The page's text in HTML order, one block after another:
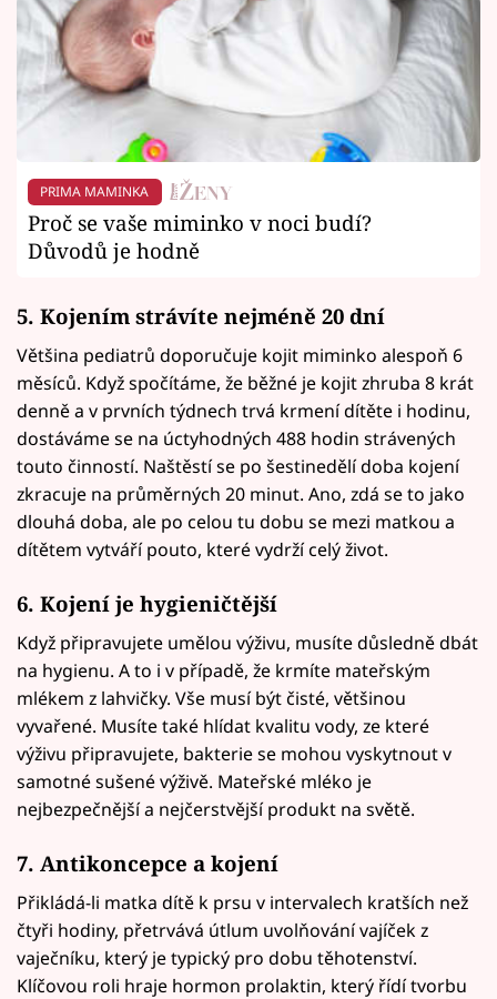
PRIMA MAMINKA
Proč se vaše miminko v noci budí?
Důvodů je hodně
5. Kojením strávíte nejméně 20 dní
Většina pediatrů doporučuje kojit miminko alespoň 6
měsíců. Když spočítáme, že běžné je kojit zhruba 8 krát
denně a v prvních týdnech trvá krmení dítěte i hodinu,
dostáváme se na úctyhodných 488 hodin strávených
touto činností. Naštěstí se po šestinedělí doba kojení
zkracuje na průměrných 20 minut. Ano, zdá se to jako
dlouhá doba, ale po celou tu dobu se mezi matkou a
dítětem vytváří pouto, které vydrží celý život.
6. Kojení je hygieničtější
Když připravujete umělou výživu, musíte důsledně dbát
na hygienu. A to i v případě, že krmíte mateřským
mlékem z lahvičky. Vše musí být čisté, většinou
vyvařené. Musíte také hlídat kvalitu vody, ze které
výživu připravujete, bakterie se mohou vyskytnout v
samotné sušené výživě. Mateřské mléko je
nejbezpečnější a nejčerstvější produkt na světě.
7. Antikoncepce a kojení
Přikládá-li matka dítě k prsu v intervalech kratších než
čtyři hodiny, přetrvává útlum uvolňování vajíček z
vaječníku, který je typický pro dobu těhotenství.
Klíčovou roli hraje hormon prolaktin, který řídí tvorbu